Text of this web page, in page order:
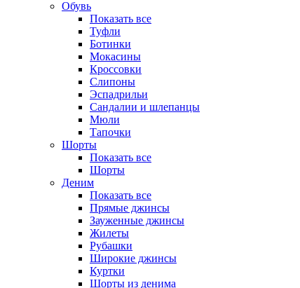
Обувь
Показать все
Туфли
Ботинки
Мокасины
Кроссовки
Слипоны
Эспадрильи
Сандалии и шлепанцы
Мюли
Тапочки
Шорты
Показать все
Шорты
Деним
Показать все
Прямые джинсы
Зауженные джинсы
Жилеты
Рубашки
Широкие джинсы
Куртки
Шорты из денима